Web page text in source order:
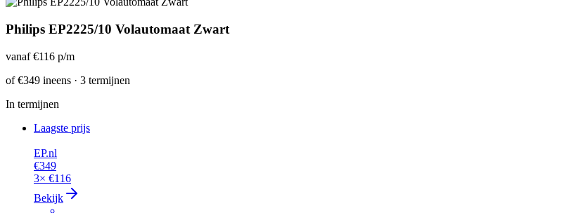
Philips EP2225/10 Volautomaat Zwart
vanaf€116 p/m
of€349 ineens · 3 termijnen
In termijnen
Laagste prijs
EP.nl
€349
3× €116
Bekijk